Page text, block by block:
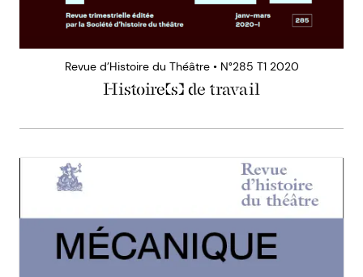
Revue d’Histoire du Théâtre • N°285 T1 2020
Histoire(s) de travail